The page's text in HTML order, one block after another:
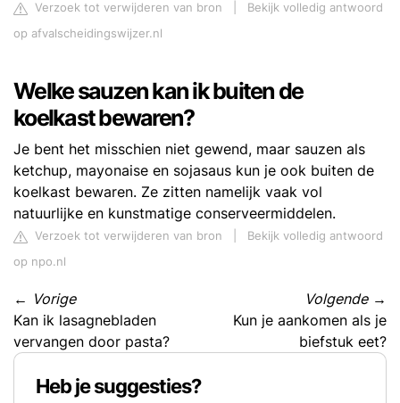
Verzoek tot verwijderen van bron
Bekijk volledig antwoord
op afvalscheidingswijzer.nl
Welke sauzen kan ik buiten de
koelkast bewaren?
Je bent het misschien niet gewend, maar sauzen als
ketchup, mayonaise en sojasaus kun je ook buiten de
koelkast bewaren. Ze zitten namelijk vaak vol
natuurlijke en kunstmatige conserveermiddelen.
Verzoek tot verwijderen van bron
Bekijk volledig antwoord
op npo.nl
← Vorige
Kan ik lasagnebladen
vervangen door pasta?
Volgende→
Kun je aankomen als je
biefstuk eet?
Heb je suggesties?